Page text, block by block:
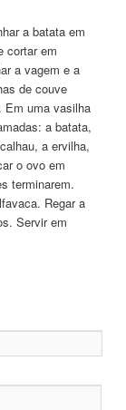
a batata em
cortar em
a vagem e a
de couve
Em uma vasilha
a batata,
a ervilha,
o ovo em
terminarem.
Regar a
Servir em